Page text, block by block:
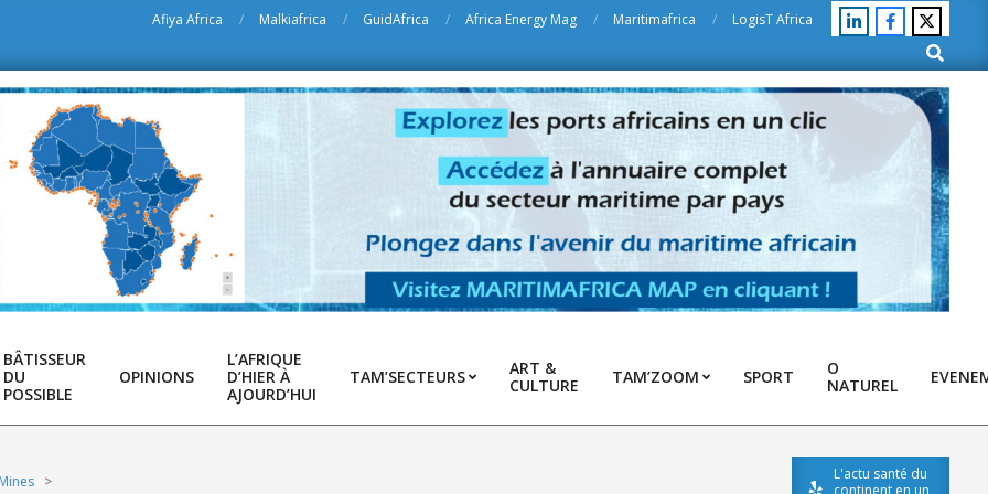
Afiya Africa Malkiafrica GuidAfrica Africa Energy Mag Maritimafrica
LogisT Africa
Search
BÂTISSEUR
DU
POSSIBLE
OPINIONS
L’AFRIQUE
D’HIER À
AJOURD’HUI
TAM’SECTEURS
ART &
CULTURE
TAM’ZOOM SPORT
O
NATUREL
>
L'actu santé du
continent en un